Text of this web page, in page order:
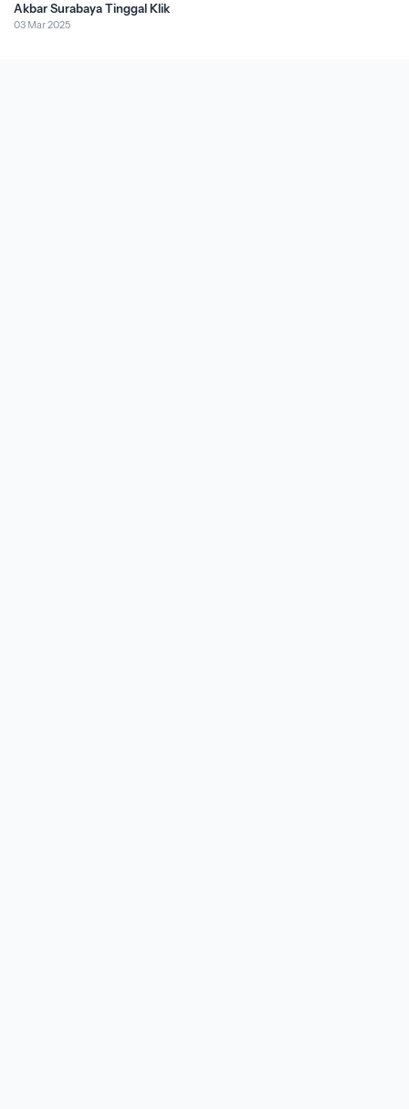
Akbar Surabaya Tinggal Klik
03 Mar 2025